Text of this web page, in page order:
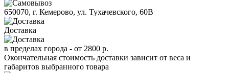
650070, г. Кемерово, ул. Тухачевского, 60В
Доставка
в пределах города - от 2800 р.
Окончательная стоимость доставки зависит от веса и
габаритов выбранного товара